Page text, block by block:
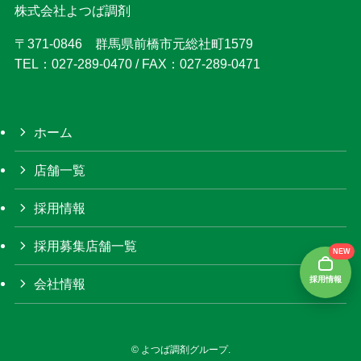
株式会社よつば調剤
〒371-0846 群馬県前橋市元総社町1579
TEL：027-289-0470 / FAX：027-289-0471
ホーム
店舗一覧
採用情報
採用募集店舗一覧
会社情報
©よつば調剤グループ.
NEW
採用情報